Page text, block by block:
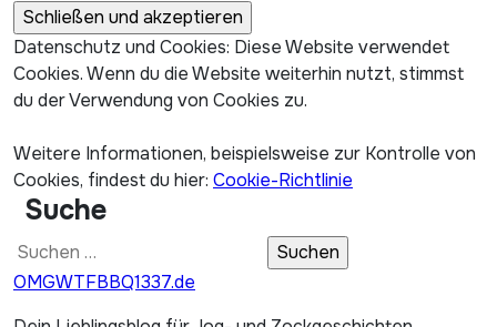
Datenschutz und Cookies: Diese Website verwendet
Cookies. Wenn du die Website weiterhin nutzt, stimmst
du der Verwendung von Cookies zu.
Weitere Informationen, beispielsweise zur Kontrolle von
Cookies, findest du hier: Cookie-Richtlinie
Suche
Suchen
nach:
OMGWTFBBQ1337.de